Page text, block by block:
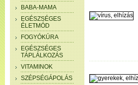
BABA-MAMA
EGÉSZSÉGES
ÉLETMÓD
FOGYÓKÚRA
EGÉSZSÉGES
TÁPLÁLKOZÁS
VITAMINOK
SZÉPSÉGÁPOLÁS